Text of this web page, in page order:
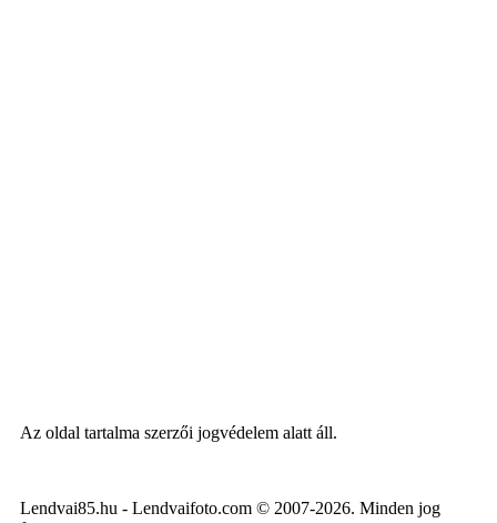
Az oldal tartalma szerzői jogvédelem alatt áll.
Lendvai85.hu - Lendvaifoto.com © 2007-2026. Minden jog